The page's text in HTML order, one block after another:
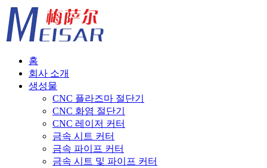
홈
회사 소개
생성물
CNC 플라즈마 절단기
CNC 화염 절단기
CNC 레이저 커터
금속 시트 커터
금속 파이프 커터
금속 시트 및 파이프 커터